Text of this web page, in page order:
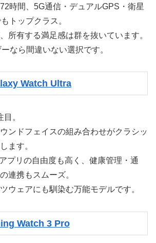
時間、5G通信・デュアルGPS・衛星
トップクラス。
所有する満足感は群を抜いています。
なら間違いない選択です。
Watch Ultra
。
ンドフェイスの組み合わせがクラシッ
ます。
プリの自由度も高く、健康管理・通
連携もスムーズ。
ウェアにも馴染む万能モデルです。
Watch 3 Pro